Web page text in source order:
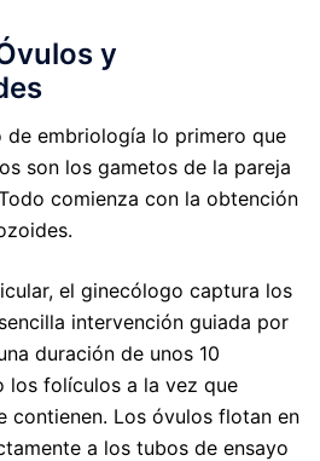
y
de embriología lo primero que
son los gametos de la pareja
comienza con la obtención
el ginecólogo captura los
intervención guiada por
duración de unos 10
los folículos a la vez que
contienen. Los óvulos flotan en
a los tubos de ensayo